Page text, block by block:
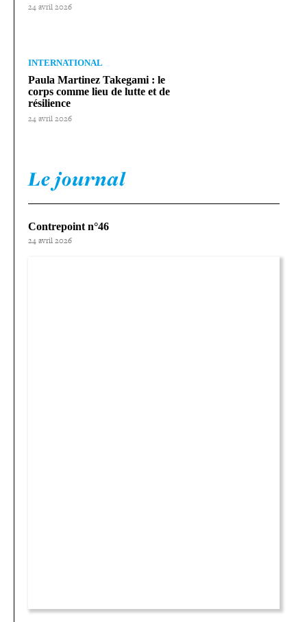
24 avril 2026
INTERNATIONAL
Paula Martinez Takegami : le
corps comme lieu de lutte et de
résilience
24 avril 2026
Le journal
Contrepoint n°46
24 avril 2026